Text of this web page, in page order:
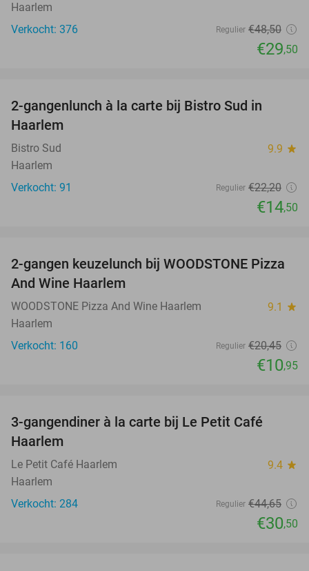
Haarlem
Verkocht: 376
Regulier €48,50
€29,50
2-gangenlunch à la carte bij Bistro Sud in
Haarlem
Bistro Sud 9.9 star
Haarlem
Verkocht: 91
Regulier €22,20
€14,50
46%
2-gangen keuzelunch bij WOODSTONE Pizza
And Wine Haarlem
WOODSTONE Pizza And Wine Haarlem 9.1 star
Haarlem
Verkocht: 160
Regulier €20,45
€10,95
3-gangendiner à la carte bij Le Petit Café
Haarlem
Le Petit Café Haarlem 9.4 star
Haarlem
Verkocht: 284
Regulier €44,65
€30,50